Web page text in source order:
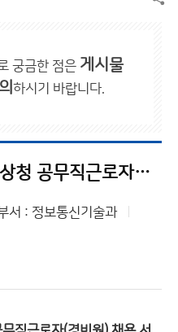
궁금한 점은 게시물
하시기 바랍니다.
2025년도 대전지방기상청 공무직근로자(경비원) 채용 서류전형 합격자 및 면접전형 일정 공고
서 : 정보통신기술과